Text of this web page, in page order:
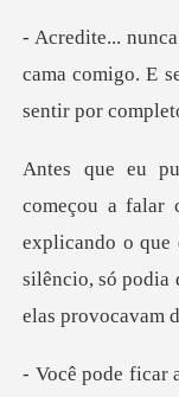
cama comigo. E
explicando o que
silênci